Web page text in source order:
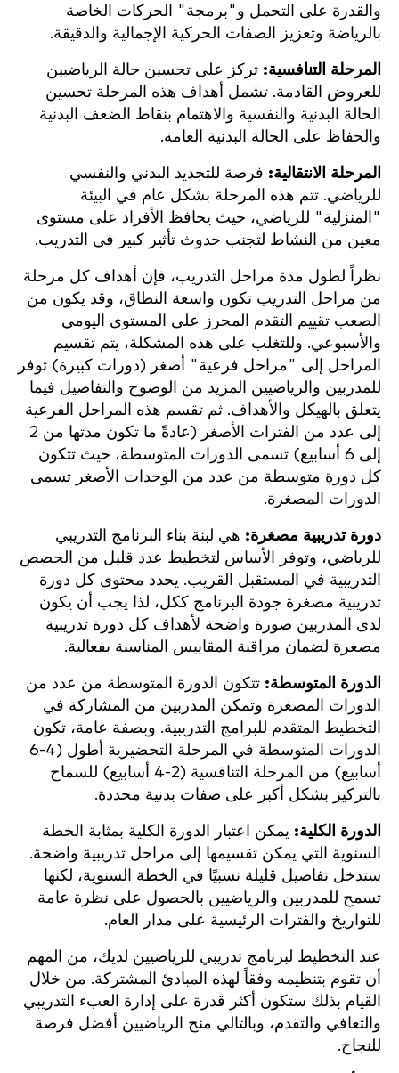
والقدرة على التحمل و"برمجة" الحركات الخاصة
بالرياضة وتعزيز الصفات الحركية الإجمالية والدقيقة.
المرحلة التنافسية: تركز على تحسين حالة الرياضيين
للعروض القادمة. تشمل أهداف هذه المرحلة تحسين
الحالة البدنية والنفسية والاهتمام بنقاط الضعف البدنية
والحفاظ على الحالة البدنية العامة.
المرحلة الانتقالية: فرصة للتجديد البدني والنفسي
للرياضي. تتم هذه المرحلة بشكل عام في البيئة
"المنزلية" للرياضي، حيث يحافظ الأفراد على مستوى
معين من النشاط لتجنب حدوث تأثير كبير في التدريب.
نظراً لطول مدة مراحل التدريب، فإن أهداف كل مرحلة
من مراحل التدريب تكون واسعة النطاق، وقد يكون من
الصعب تقييم التقدم المحرز على المستوى اليومي
والأسبوعي. وللتغلب على هذه المشكلة، يتم تقسيم
المراحل إلى "مراحل فرعية" أصغر (دورات كبيرة) توفر
للمدربين والرياضيين المزيد من الوضوح والتفاصيل فيما
يتعلق بالهيكل والأهداف. ثم تقسم هذه المراحل الفرعية
إلى عدد من الفترات الأصغر (عادةً ما تكون مدتها من 2
إلى 6 أسابيع) تسمى الدورات المتوسطة، حيث تتكون
كل دورة متوسطة من عدد من الوحدات الأصغر تسمى
الدورات المصغرة.
دورة تدريبية مصغرة: هي لبنة بناء البرنامج التدريبي
للرياضي، وتوفر الأساس لتخطيط عدد قليل من الحصص
التدريبية في المستقبل القريب. يحدد محتوى كل دورة
تدريبية مصغرة جودة البرنامج ككل، لذا يجب أن يكون
لدى المدربين صورة واضحة لأهداف كل دورة تدريبية
مصغرة لضمان مراقبة المقاييس المناسبة بفعالية.
الدورة المتوسطة: تتكون الدورة المتوسطة من عدد من
الدورات المصغرة وتمكن المدربين من المشاركة في
التخطيط المتقدم للبرامج التدريبية. وبصفة عامة، تكون
الدورات المتوسطة في المرحلة التحضيرية أطول (4-6
أسابيع) من المرحلة التنافسية (2-4 أسابيع) للسماح
بالتركيز بشكل أكبر على صفات بدنية محددة.
الدورة الكلية: يمكن اعتبار الدورة الكلية بمثابة الخطة
السنوية التي يمكن تقسيمها إلى مراحل تدريبية واضحة.
ستدخل تفاصيل قليلة نسبيًا في الخطة السنوية، لكنها
تسمح للمدربين والرياضيين بالحصول على نظرة عامة
للتواريخ والفترات الرئيسية على مدار العام.
عند التخطيط لبرنامج تدريبي للرياضيين لديك، من المهم
أن تقوم بتنظيمه وفقاً لهذه المبادئ المشتركة. من خلال
القيام بذلك ستكون أكثر قدرة على إدارة العبء التدريبي
والتعافي والتقدم، وبالتالي منح الرياضيين أفضل فرصة
للنجاح.